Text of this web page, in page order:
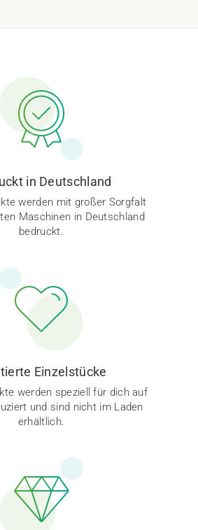
in Deutschland
werden mit großer Sorgfalt
Maschinen in Deutschland
bedruckt.
Einzelstücke
werden speziell für dich auf
und sind nicht im Laden
erhältlich.